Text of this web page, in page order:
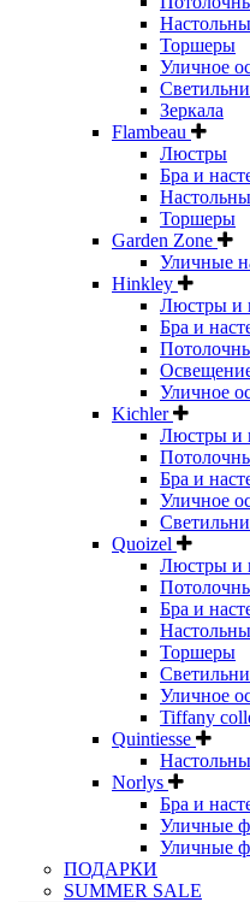
Торшеры
Уличное
Зеркала
Flambeau
Люстры
Бра и
Торшеры
Garden Zone
Уличные
Hinkley
Люстры и
Бра и
Уличное
Kichler
Люстры и
Бра и
Уличное
Quoizel
Люстры и
Бра и
Торшеры
Уличное
Tiffany
Quintiesse
Norlys
Бра и
Уличные
Уличные
ПОДАРКИ
SUMMER SALE